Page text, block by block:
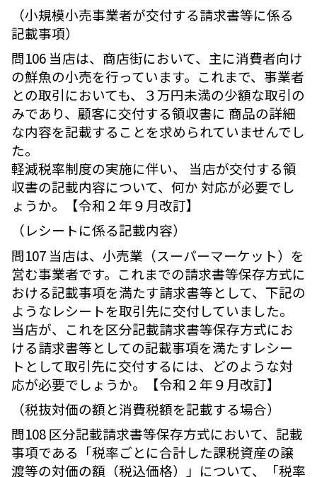
（小規模小売事業者が交付する請求書等に係る
記載事項）
問106 当店は、商店街において、主に消費者向け
の鮮魚の小売を行っています。これまで、事業者
との取引においても、３万円未満の少額な取引の
みであり、顧客に交付する領収書に 商品の詳細
な内容を記載することを求められていませんでし
た。
軽減税率制度の実施に伴い、 当店が交付する領
収書の記載内容について、何か 対応が必要でし
ょうか。【令和２年９月改訂】
（レシートに係る記載内容）
問107 当店は、小売業（スーパーマーケット）を
営む事業者です。これまでの請求書等保存方式に
おける記載事項を満たす請求書等として、下記の
ようなレシートを取引先に交付していました。
当店が、これを区分記載請求書等保存方式にお
ける請求書等としての記載事項を満たすレシー
トとして取引先に交付するには、どのような対
応が必要でしょうか。【令和２年９月改訂】
（税抜対価の額と消費税額を記載する場合）
問108 区分記載請求書等保存方式において、記載
事項である「税率ごとに合計した課税資産の譲
渡等の対価の額（税込価格）」について、「税率